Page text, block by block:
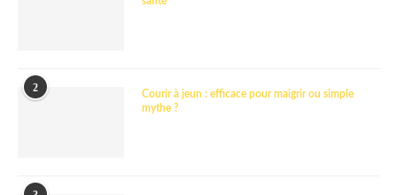
2
Courir à jeun : efficace pour maigrir ou simple
mythe ?